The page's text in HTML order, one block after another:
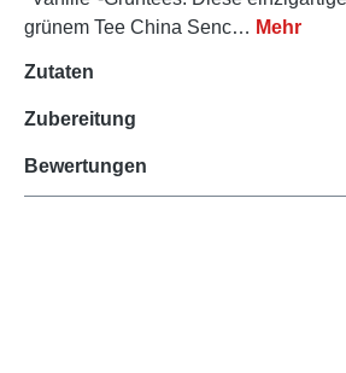
grünem Tee China Senc… Mehr
Zutaten
Zubereitung
Bewertungen